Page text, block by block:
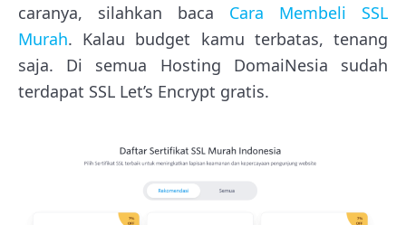
caranya, silahkan baca Cara Membeli SSL
Murah. Kalau budget kamu terbatas, tenang
saja. Di semua Hosting DomaiNesia sudah
terdapat SSL Let’s Encrypt gratis.